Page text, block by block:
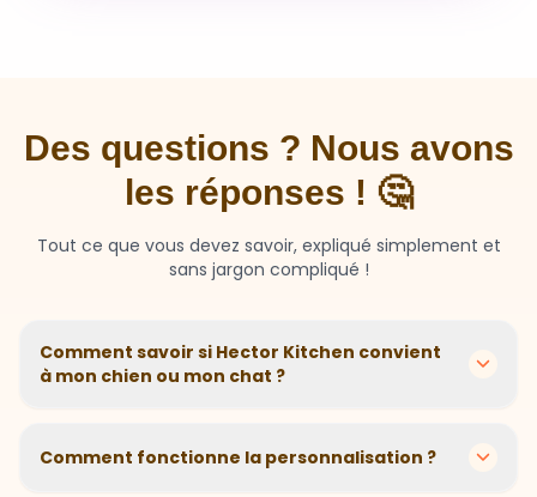
Des questions ? Nous avons
les réponses ! 🤔
Tout ce que vous devez savoir, expliqué simplement et
sans jargon compliqué !
Comment savoir si Hector Kitchen convient
à mon chien ou mon chat ?
recettes personnalisées selon l'âge, la race, le poids et
les sensibilités de votre compagnon. Si votre animal a
Comment fonctionne la personnalisation ?